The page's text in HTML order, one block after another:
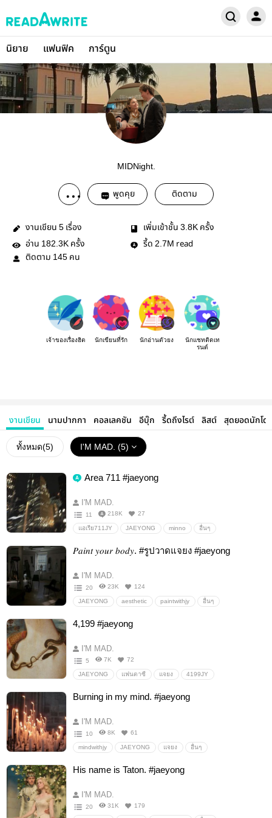
นิยาย แฟนฟิค การ์ตูน
MIDNight.
พูดคุย ติดตาม
งานเขียน 5 เรื่อง เพิ่มเข้าชั้น 3.8K ครั้ง
อ่าน 182.3K ครั้ง รี้ด 2.7M read
ติดตาม 145 คน
เจ้าของเรื่องฮิต นักเขียนที่รัก นักอ่านตัวยง
นักแชทติดเท
รนด์
งานเขียน นามปากกา คอลเลคชัน อีบุ๊ก รี้ดถึงไรต์ ลิสต์ สุดยอดนักโด
ทั้งหมด(5) I'M MAD. (5)
Area 711 #jaeyong
I'M MAD.
11 218K 27
แอเรีย711JY JAEYONG minno อื่นๆ
𝑃𝑎𝑖𝑛𝑡 𝑦𝑜𝑢𝑟 𝑏𝑜𝑑𝑦. #รูปวาดแจยง #jaeyong
I'M MAD.
20 23K 124
JAEYONG aesthetic paintwithjy อื่นๆ
4,199 #jaeyong
I'M MAD.
5 7K 72
JAEYONG แฟนตาซี แจยง 4199JY
Burning in my mind. #jaeyong
I'M MAD.
10 8K 61
mindwithjy JAEYONG แจยง อื่นๆ
His name is Taton. #jaeyong
I'M MAD.
20 31K 179